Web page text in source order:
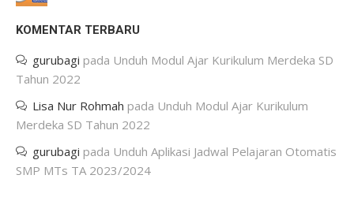
KOMENTAR TERBARU
gurubagi pada Unduh Modul Ajar Kurikulum Merdeka SD
Tahun 2022
Lisa Nur Rohmah pada Unduh Modul Ajar Kurikulum
Merdeka SD Tahun 2022
gurubagi pada Unduh Aplikasi Jadwal Pelajaran Otomatis
SMP MTs TA 2023/2024